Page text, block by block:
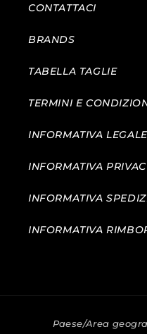
CONTATTACI
BRANDS
TABELLA TAGLIE
TERMINI E
INFORMATIVA LEGALE
INFORMATIVA
INFORMATIVA
INFORMATIVA
Paese/Area